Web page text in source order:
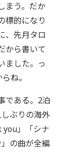
まう。だか
標的になり
、先月タロ
から書いて
ました。っ
ね。
である。2泊
ぶりの海外
you」「シナ
の曲が全編